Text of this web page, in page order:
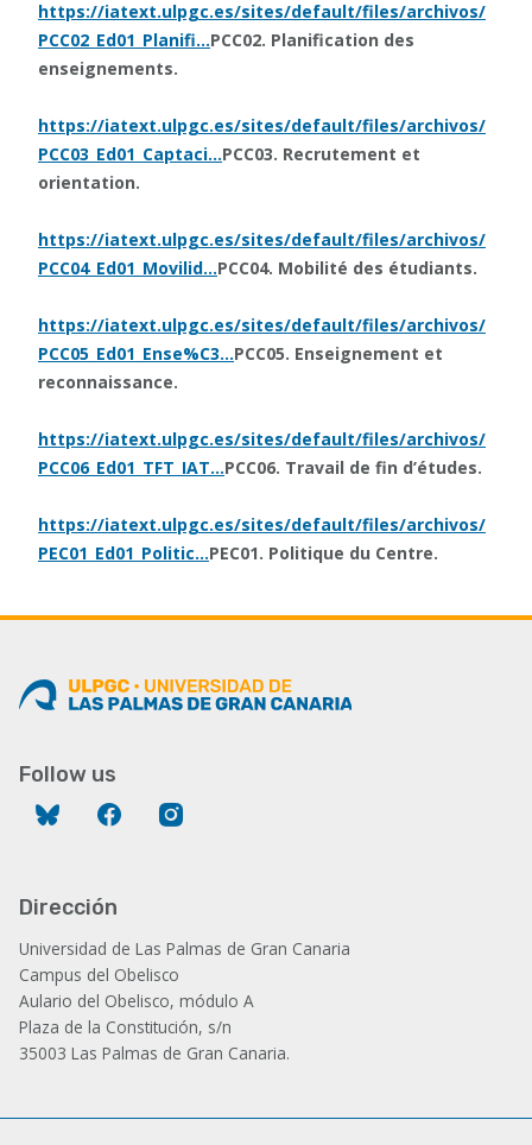
https://iatext.ulpgc.es/sites/default/files/archivos/
PCC02_Ed01_Planifi…PCC02. Planification des
enseignements.
https://iatext.ulpgc.es/sites/default/files/archivos/
PCC03_Ed01_Captaci…PCC03. Recrutement et
orientation.
https://iatext.ulpgc.es/sites/default/files/archivos/
PCC04_Ed01_Movilid…PCC04. Mobilité des étudiants.
https://iatext.ulpgc.es/sites/default/files/archivos/
PCC05_Ed01_Ense%C3…PCC05. Enseignement et
reconnaissance.
https://iatext.ulpgc.es/sites/default/files/archivos/
PCC06_Ed01_TFT_IAT…PCC06. Travail de fin d’études.
https://iatext.ulpgc.es/sites/default/files/archivos/
PEC01_Ed01_Politic…PEC01. Politique du Centre.
Follow us
Bluesky Facebook
Dirección
Universidad de Las Palmas de Gran Canaria
Campus del Obelisco
Aulario del Obelisco, módulo A
Plaza de la Constitución, s/n
35003 Las Palmas de Gran Canaria.